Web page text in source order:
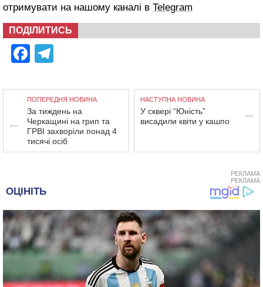
отримувати на нашому каналі в Telegram
ПОДІЛИТИСЬ
Facebook
ПОПЕРЕДНЯ НОВИНА
За тиждень на
Черкащині на грип та
ГРВІ захворіли понад 4
тисячі осіб
НАСТУПНА НОВИНА
У сквері “Юність”
висадили квіти у кашпо
РЕКЛАМА
РЕКЛАМА